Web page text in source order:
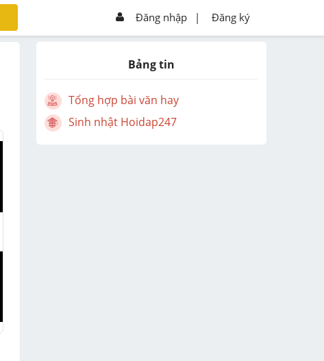
Đăng nhập | Đăng ký
Bảng tin
Tổng hợp bài văn hay
Sinh nhật Hoidap247